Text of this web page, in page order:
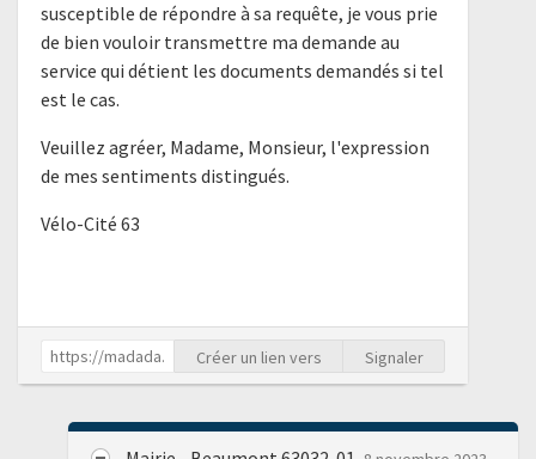
susceptible de répondre à sa requête, je vous prie
de bien vouloir transmettre ma demande au
service qui détient les documents demandés si tel
est le cas.
Veuillez agréer, Madame, Monsieur, l'expression
de mes sentiments distingués.
Vélo-Cité 63
Créer un lien vers Signaler